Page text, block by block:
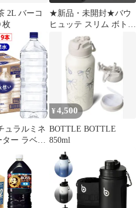
2L バーコ
★新品・未開封★バウ
ヒュッテ スリム ボトル
ラック ラージ BHS-
200-BK
ュラルミネ
ー ラベル
軟水 国産
保存水
¥4,500
BOTTLE BOTTLE
850ml